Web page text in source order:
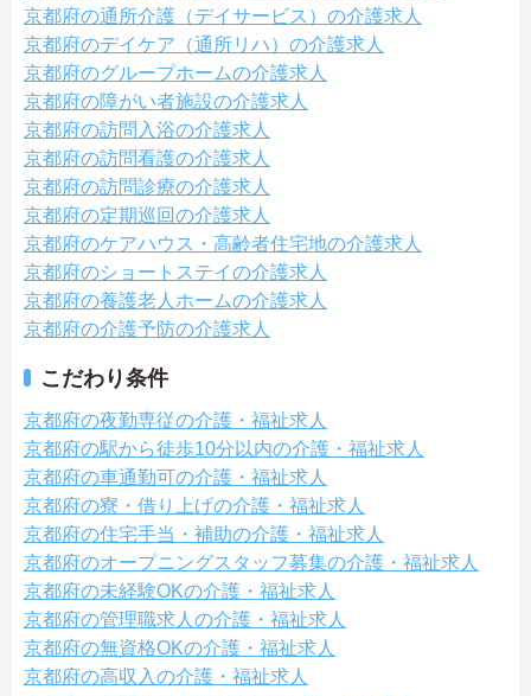
京都府の通所介護（デイサービス）の介護求人
京都府のデイケア（通所リハ）の介護求人
京都府のグループホームの介護求人
京都府の障がい者施設の介護求人
京都府の訪問入浴の介護求人
京都府の訪問看護の介護求人
京都府の訪問診療の介護求人
京都府の定期巡回の介護求人
京都府のケアハウス・高齢者住宅地の介護求人
京都府のショートステイの介護求人
京都府の養護老人ホームの介護求人
京都府の介護予防の介護求人
こだわり条件
京都府の夜勤専従の介護・福祉求人
京都府の駅から徒歩10分以内の介護・福祉求人
京都府の車通勤可の介護・福祉求人
京都府の寮・借り上げの介護・福祉求人
京都府の住宅手当・補助の介護・福祉求人
京都府のオープニングスタッフ募集の介護・福祉求人
京都府の未経験OKの介護・福祉求人
京都府の管理職求人の介護・福祉求人
京都府の無資格OKの介護・福祉求人
京都府の高収入の介護・福祉求人